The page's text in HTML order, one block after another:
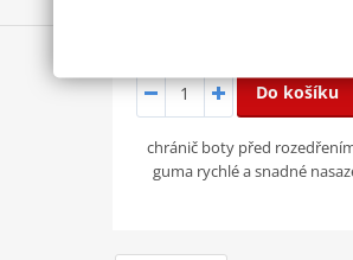
Do košíku
chránič boty před
guma rychlé a snadné